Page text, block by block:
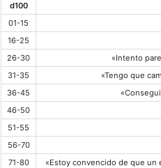
d100
01-15
16-25
26-30
«Intento
31-35
«Tengo que
36-45
46-50
51-55
56-70
71-80
«Estoy convencido de que un